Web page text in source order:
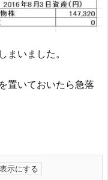
まいました。
置いておいたら急落